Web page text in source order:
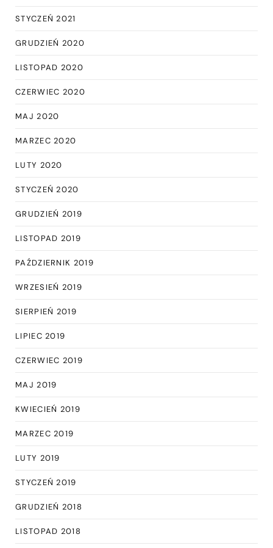
STYCZEŃ 2021
GRUDZIEŃ 2020
LISTOPAD 2020
CZERWIEC 2020
MAJ 2020
MARZEC 2020
LUTY 2020
STYCZEŃ 2020
GRUDZIEŃ 2019
LISTOPAD 2019
PAŹDZIERNIK 2019
WRZESIEŃ 2019
SIERPIEŃ 2019
LIPIEC 2019
CZERWIEC 2019
MAJ 2019
KWIECIEŃ 2019
MARZEC 2019
LUTY 2019
STYCZEŃ 2019
GRUDZIEŃ 2018
LISTOPAD 2018